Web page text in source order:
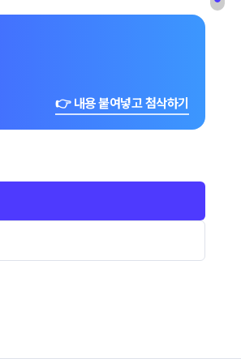
👉 내용 붙여넣고 첨삭하기